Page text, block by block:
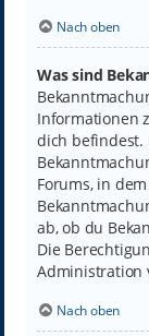
Nach oben
Was sind
Informationen
dich befindest.
Forums, in
ab, ob du
Die
Administration
Nach oben